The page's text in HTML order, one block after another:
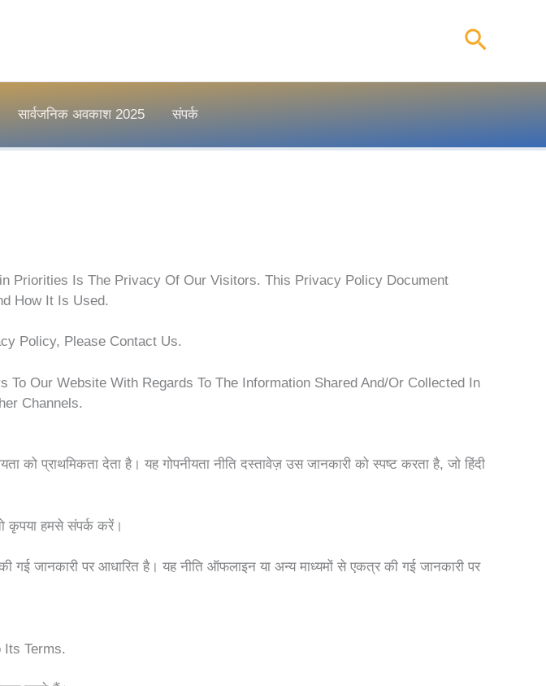
Search
सार्वजनिक अवकाश 2025 संपर्क
Priorities Is The Privacy Of Our Visitors. This Privacy Policy Document
How It Is Used.
Policy, Please Contact Us.
Our Website With Regards To The Information Shared And/or Collected In
Channels.
को प्राथमिकता देता है। यह गोपनीयता नीति दस्तावेज़ उस जानकारी को स्पष्ट करता है, जो हिंदी
कृपया हमसे संपर्क करें।
गई जानकारी पर आधारित है। यह नीति ऑफलाइन या अन्य माध्यमों से एकत्र की गई जानकारी पर
Its Terms.